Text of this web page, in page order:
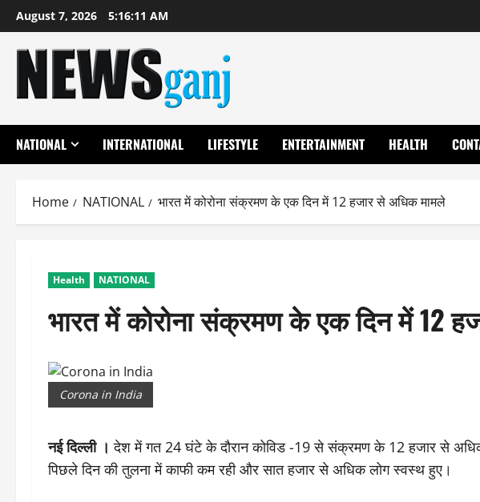
Skip
to
content
August 7, 2026 5:16:11 AM
NATIONAL INTERNATIONAL LIFESTYLE ENTERTAINMENT HEALTH
Home NATIONAL भारत में कोरोना संक्रमण के एक दिन में 12 हजार से अधिक मामले
Health NATIONAL
भारत में कोरोना संक्रमण के एक दिन में 12
Corona in India
नई दिल्ली । देश में गत 24 घंटे के दौरान कोविड -19 से संक्रमण के 12 हजार से
पिछले दिन की तुलना में काफी कम रही और सात हजार से अधिक लोग स्वस्थ हुए।